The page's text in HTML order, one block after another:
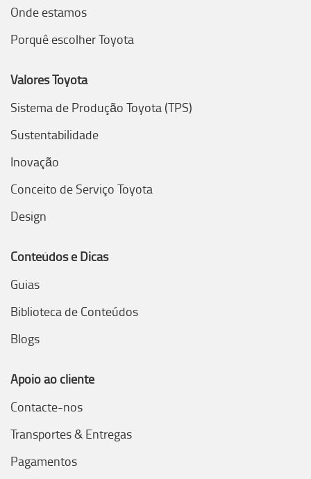
Onde estamos
Porquê escolher Toyota
Valores Toyota
Sistema de Produção Toyota (TPS)
Sustentabilidade
Inovação
Conceito de Serviço Toyota
Design
Conteúdos e Dicas
Guias
Biblioteca de Conteúdos
Blogs
Apoio ao cliente
Contacte-nos
Transportes & Entregas
Pagamentos